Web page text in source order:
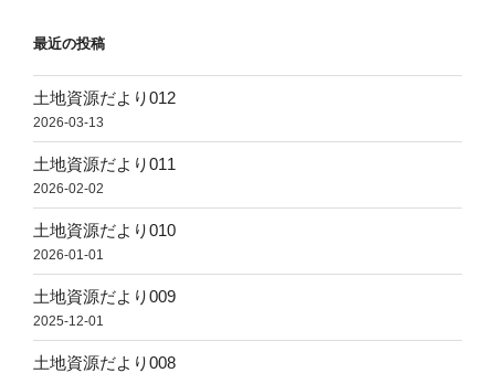
最近の投稿
土地資源だより012
2026-03-13
土地資源だより011
2026-02-02
土地資源だより010
2026-01-01
土地資源だより009
2025-12-01
土地資源だより008